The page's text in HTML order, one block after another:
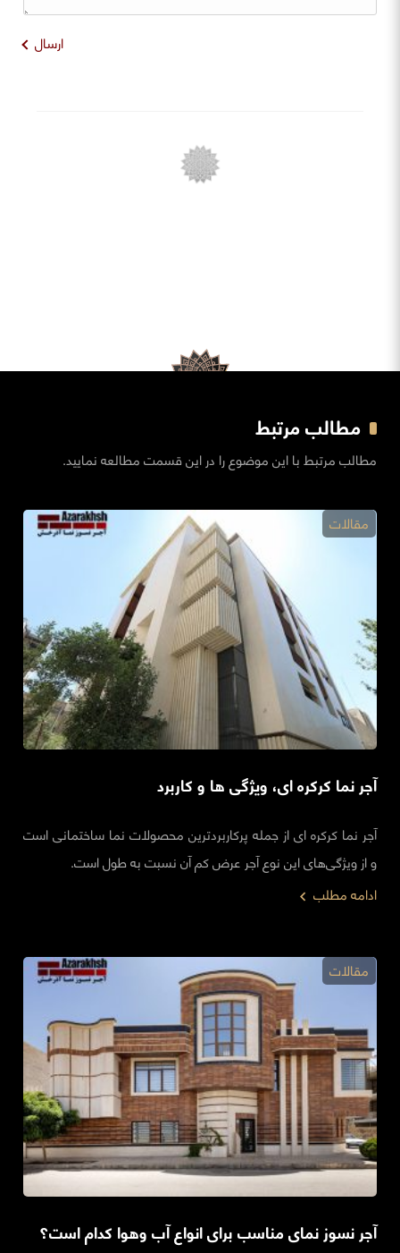
ارسال
مطالب مرتبط
مطالب مرتبط با این موضوع را در این قسمت مطالعه نمایید.
آجر نما کرکره ای، ویژگی ها و کاربرد
آجر نما کرکره ای از جمله پرکاربردترین محصولات نما ساختمانی است
و از ویژگی‌های این نوع آجر عرض کم آن نسبت به طول است.
مقالات
ادامه مطلب
آجر نسوز نمای مناسب برای انواع آب وهوا کدام است؟
مقالات